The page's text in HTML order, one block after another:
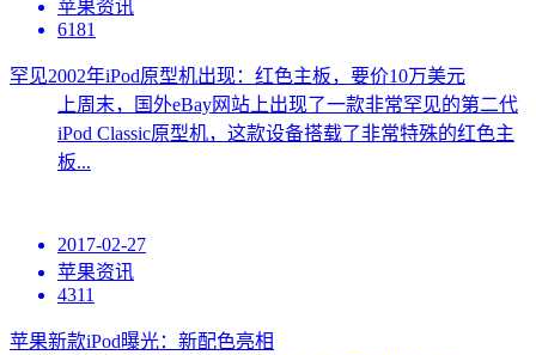
苹果资讯
6181
罕见2002年iPod原型机出现：红色主板，要价10万美元
上周末，国外eBay网站上出现了一款非常罕见的第二代
iPod Classic原型机，这款设备搭载了非常特殊的红色主
板...
2017-02-27
苹果资讯
4311
苹果新款iPod曝光：新配色亮相